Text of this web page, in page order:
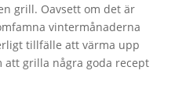
grill. Oavsett om det är
vintermånaderna
tillfälle att värma upp
att grilla några goda recept